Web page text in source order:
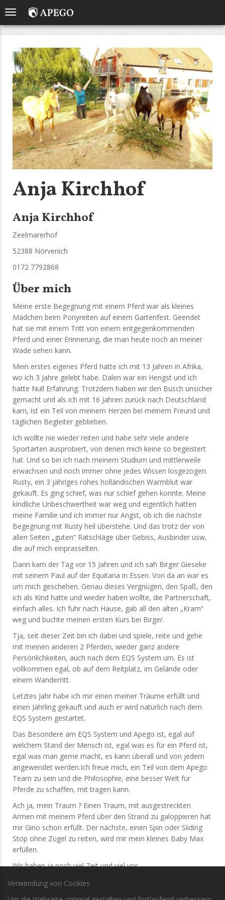
Anja Kirchhof
Anja Kirchhof
Zeelmarerhof
52388 Nörvenich
0172 7792868
Über mich
Meine erste Begegnung mit einem Pferd war als kleines
Mädchen beim Ponyreiten auf einem Gartenfest. Geendet
hat sie mit einem Tritt von einem entgegenkommenden
Pferd und einer Erinnerung, die man heute noch an meiner
Wade sehen kann.
Mein erstes eigenes Pferd hatte ich mit 13 Jahren in Afrika,
wo ich 3 Jahre gelebt habe. Dalen war ein Hengst und ich
hatte Null Erfahrung. Trotzdem haben wir den Busch unsicher
gemacht und als ich mit 16 Jahren zurück nach Deutschland
kam, ist ein Teil von meinem Herzen bei meinem Freund und
täglichen Begleiter geblieben.
Ich wollte nie wieder reiten und habe sehr viele andere
Sportarten ausprobiert, von denen mich keine so begeistert
hat. Und so bin ich nach meinem Studium und mittlerweile
erwachsen und noch immer ohne jedes Wissen losgezogen.
Rusty, ein 3 jähriges rohes holländischen Warmblut war
gekauft. Es ging schief, was nur schief gehen konnte. Meine
kindliche Unbeschwertheit war weg und eigentlich hatten
meine Familie und ich immer nur Angst, ob ich die nächste
Begegnung mit Rusty heil überstehe. Und das trotz der von
allen Seiten „guten“ Ratschläge über Gebiss, Ausbinder usw,
die auf mich einprasselten.
Dann kam der Tag vor 15 Jahren und ich sah Birger Gieseke
mit seinem Paul auf der Equitana in Essen. Von da an war es
um mich geschehen. Genau dieses Vergnügen, den Spaß, den
ich als Kind hatte und wieder haben wollte, die Partnerschaft,
einfach alles. Ich fuhr nach Hause, gab all den alten „Kram“
weg und buchte meinen ersten Kurs bei Birger.
Tja, seit dieser Zeit bin ich dabei und spiele, reite und gehe
mit meinen anderen 2 Pferden, wieder ganz andere
Persönlichkeiten, auch nach dem EQS System um. Es ist
vollkommen egal, ob auf dem Reitplatz, im Gelände oder
einem Wanderritt.
Letztes Jahr habe ich mir einen meiner Träume erfüllt und
einen Jährling gekauft und auch er wird natürlich nach dem
EQS System gestartet.
Das Besondere am EQS System und Apego ist, egal auf
welchem Stand der Mensch ist, egal was es für ein Pferd ist,
egal was man gerne macht, es kann überall und von jedem
angewendet werden.Ich freue mich, ein Teil von dem Apego
Team zu sein und die Philosophie, eine besser Welt für
Pferde zu schaffen, mit tragen kann.
Ach ja, mein Traum ? Einen Traum, mit ausgestreckten
Armen mit meinem Pferd über den Strand zu galoppieren hat
mir Gino schon erfüllt. Der nächste, einen Spin oder Sliding
Stop ohne Zügel zu reiten, wird mir mein kleines Baby Max
erfüllen.
Wir haben ja noch viel Zeit und viel vor……….
Verwendung von Cookies